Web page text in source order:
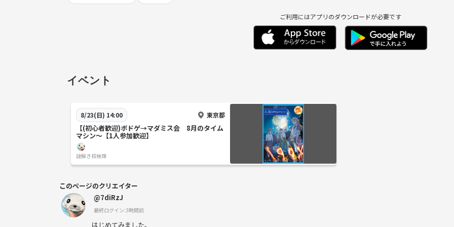
ご利用にはアプリのダウンロードが必要です
イベント
8/23(日) 14:00 東京都
【(初心者歓迎)ボドゲ→マダミス会 8月のタイム
マシン～【1人参加歓迎】
謎解き探検隊
このページのクリエイター
@7diRzJ
最終ログイン:3時間前
はじめてみました。